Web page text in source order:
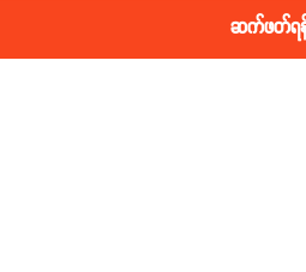
ဆက်ဖတ်ရ